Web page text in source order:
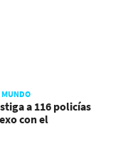
MUNDO
a 116 policías
con el